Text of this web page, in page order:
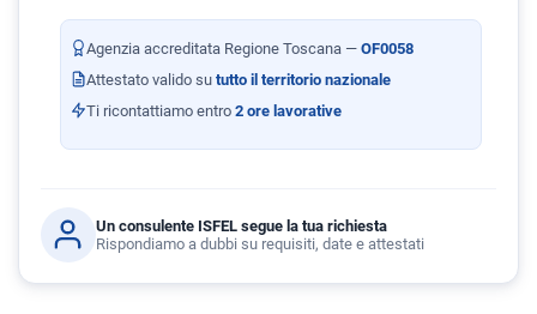
Agenzia accreditata Regione Toscana — OF0058
Attestato valido su tutto il territorio nazionale
Ti ricontattiamo entro 2 ore lavorative
Un consulente ISFEL segue la tua richiesta
Rispondiamo a dubbi su requisiti, date e attestati